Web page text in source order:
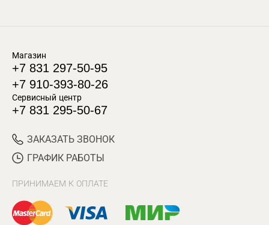
Магазин
+7 831 297-50-95
+7 910-393-80-26
Сервисный центр
+7 831 295-50-67
ЗАКАЗАТЬ ЗВОНОК
ГРАФИК РАБОТЫ
ПРИНИМАЕМ К ОПЛАТЕ